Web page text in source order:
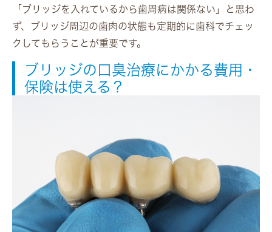
「ブリッジを入れているから歯周病は関係ない」と思わ
ず、ブリッジ周辺の歯肉の状態も定期的に歯科でチェッ
クしてもらうことが重要です。
ブリッジの口臭治療にかかる費用・
保険は使える？